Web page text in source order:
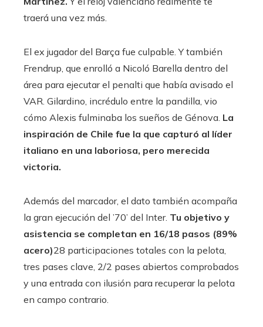
traerá una vez más.
El ex jugador del Barça fue culpable. Y también
Frendrup, que enrolló a Nicoló Barella dentro del
área para ejecutar el penalti que había avisado el
VAR. Gilardino, incrédulo entre la pandilla, vio
cómo Alexis fulminaba los sueños de Génova. La
inspiración de Chile fue la que capturó al líder
italiano en una laboriosa, pero merecida
victoria.
Además del marcador, el dato también acompaña
la gran ejecución del ’70’ del Inter. Tu objetivo y
asistencia se completan en 16/18 pasos (89%
acero)28 participaciones totales con la pelota,
tres pases clave, 2/2 pases abiertos comprobados
y una entrada con ilusión para recuperar la pelota
en campo contrario.